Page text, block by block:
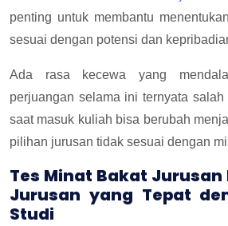
penting untuk membantu
sesuai dengan potensi dan
Ada rasa kecewa yang
perjuangan selama ini ternyata
saat masuk kuliah bisa berubah
pilihan jurusan tidak sesuai dengan
Tes Minat Bakat Jurusan
Jurusan yang Tepat
Studi